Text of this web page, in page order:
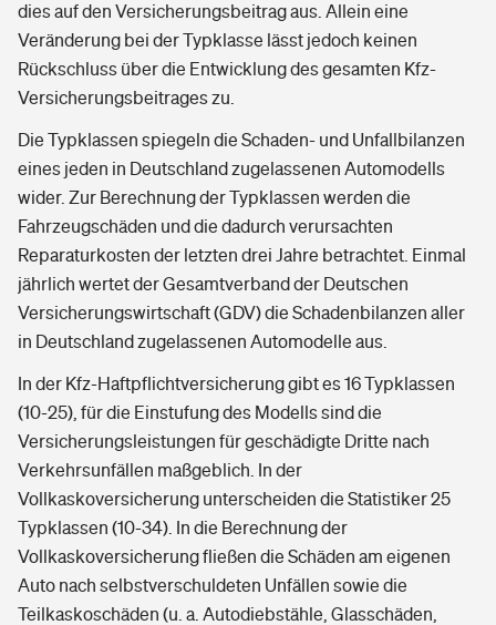
dies auf den Versicherungsbeitrag aus. Allein eine
Veränderung bei der Typklasse lässt jedoch keinen
Rückschluss über die Entwicklung des gesamten Kfz-
Versicherungsbeitrages zu.
Die Typklassen spiegeln die Schaden- und Unfallbilanzen
eines jeden in Deutschland zugelassenen Automodells
wider. Zur Berechnung der Typklassen werden die
Fahrzeugschäden und die dadurch verursachten
Reparaturkosten der letzten drei Jahre betrachtet. Einmal
jährlich wertet der Gesamtverband der Deutschen
Versicherungswirtschaft (GDV) die Schadenbilanzen aller
in Deutschland zugelassenen Automodelle aus.
In der Kfz-Haftpflichtversicherung gibt es 16 Typklassen
(10-25), für die Einstufung des Modells sind die
Versicherungsleistungen für geschädigte Dritte nach
Verkehrsunfällen maßgeblich. In der
Vollkaskoversicherung unterscheiden die Statistiker 25
Typklassen (10-34). In die Berechnung der
Vollkaskoversicherung fließen die Schäden am eigenen
Auto nach selbstverschuldeten Unfällen sowie die
Teilkaskoschäden (u. a. Autodiebstähle, Glasschäden,